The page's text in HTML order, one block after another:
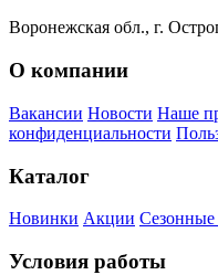
Воронежская обл., г.
О компании
Вакансии Новости Наше
конфиденциальности
Каталог
Новинки Акции Сезонные
Условия работы